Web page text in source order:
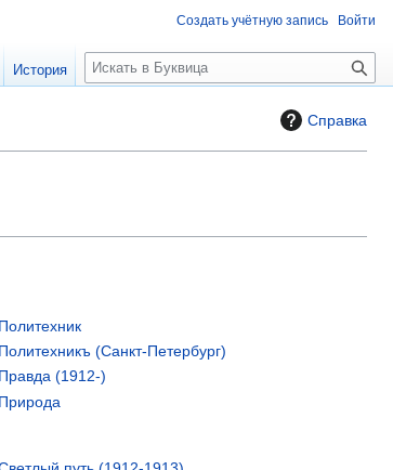
Справка
Политехник
Политехникъ (Санкт-Петербург)
Правда (1912-)
Природа
Создать учётную запись Войти
История
П
о
к